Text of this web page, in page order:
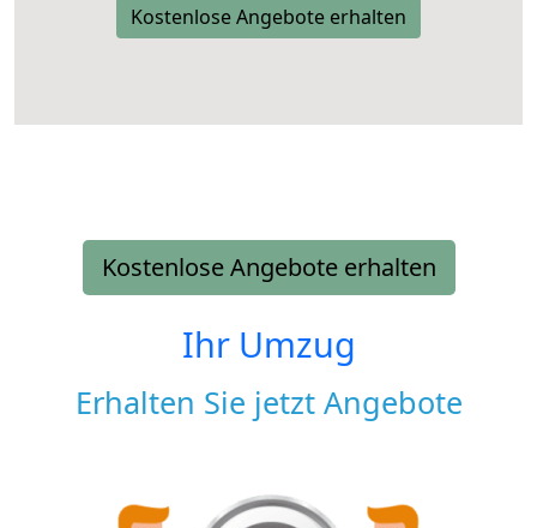
Kostenlose Angebote erhalten
Kostenlose Angebote erhalten
Ihr Umzug
Erhalten Sie jetzt Angebote